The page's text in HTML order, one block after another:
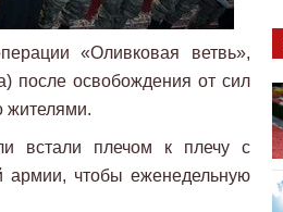
«Оливковая ветвь»,
после освобождения от сил
жителями.
встали плечом к плечу с
армии, чтобы еженедельную